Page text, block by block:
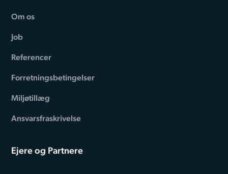
Om os
Job
Referencer
Forretningsbetingelser
Miljøtillæg
Ansvarsfraskrivelse
Ejere og Partnere